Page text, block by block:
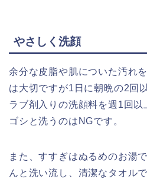
やさしく洗顔
余分な皮脂や肌についた汚れ
は大切ですが1日に朝晩の2回
ラブ剤入りの洗顔料を週1回
ゴシと洗うのはNGです。
また、すすぎはぬるめのお湯
んと洗い流し、清潔なタオル